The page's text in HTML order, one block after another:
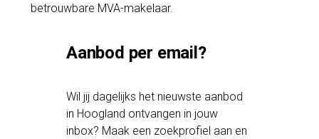
betrouwbare MVA-makelaar.
Aanbod per email?
Wil jij dagelijks het nieuwste aanbod
in Hoogland ontvangen in jouw
inbox? Maak een zoekprofiel aan en